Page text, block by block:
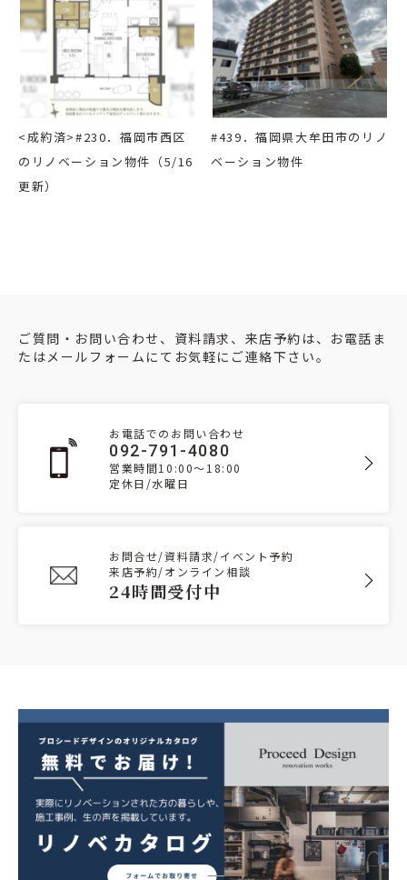
<成約済>#230．福岡市西区
のリノベーション物件（5/16
更新）
#439．福岡県大牟田市のリノ
ベーション物件
ご質問・お問い合わせ、資料請求、来店予約は、お電話ま
たはメールフォームにてお気軽にご連絡下さい。
お電話でのお問い合わせ
092-791-4080
営業時間10:00～18:00
定休日/水曜日
お問合せ/資料請求/イベント予約
来店予約/オンライン相談
24時間受付中